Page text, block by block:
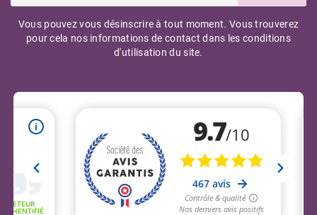
Vous pouvez vous désinscrire à tout moment. Vous trouverez
pour cela nos informations de contact dans les conditions
d'utilisation du site.